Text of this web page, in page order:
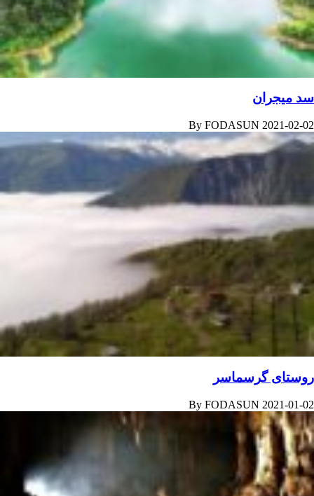
سد میجران
By FODASUN 2021-02-02
روستای گرسماسر
By FODASUN 2021-01-02